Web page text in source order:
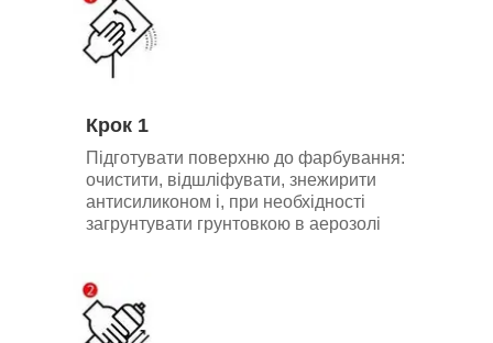
Крок 1
Підготувати поверхню до фарбування:
очистити, відшліфувати, знежирити
антисиликоном і, при необхідності
загрунтувати грунтовкою в аерозолі